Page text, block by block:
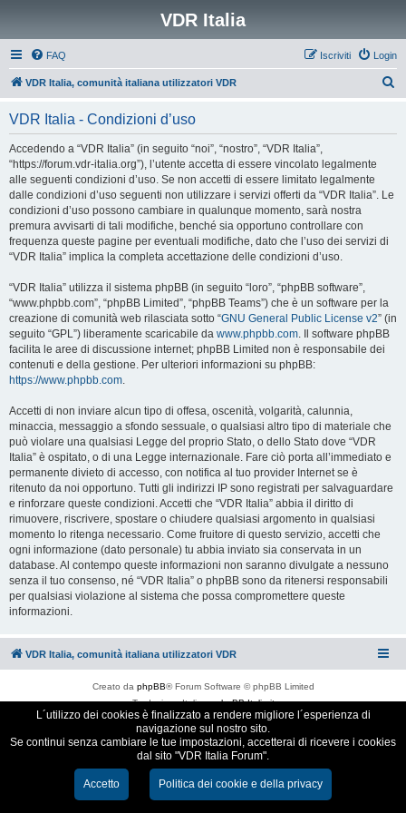
VDR Italia
FAQ Login
Iscriviti
VDR Italia, comunità italiana utilizzatori VDR
VDR Italia - Condizioni d’uso
Accedendo a “VDR Italia” (in seguito “noi”, “nostro”, “VDR Italia”,
“https://forum.vdr-italia.org”), l’utente accetta di essere vincolato legalmente
alle seguenti condizioni d’uso. Se non accetti di essere limitato legalmente
dalle condizioni d’uso seguenti non utilizzare i servizi offerti da “VDR Italia”. Le
condizioni d’uso possono cambiare in qualunque momento, sarà nostra
premura avvisarti di tali modifiche, benché sia opportuno controllare con
frequenza queste pagine per eventuali modifiche, dato che l’uso dei servizi di
“VDR Italia” implica la completa accettazione delle condizioni d’uso.
“VDR Italia” utilizza il sistema phpBB (in seguito “loro”, “phpBB software”,
“www.phpbb.com”, “phpBB Limited”, “phpBB Teams”) che è un software per la
creazione di comunità web rilasciata sotto “GNU General Public License v2” (in
seguito “GPL”) liberamente scaricabile da www.phpbb.com. Il software phpBB
facilita le aree di discussione internet; phpBB Limited non è responsabile dei
contenuti e della gestione. Per ulteriori informazioni su phpBB:
https://www.phpbb.com.
Accetti di non inviare alcun tipo di offesa, oscenità, volgarità, calunnia,
minaccia, messaggio a sfondo sessuale, o qualsiasi altro tipo di materiale che
può violare una qualsiasi Legge del proprio Stato, o dello Stato dove “VDR
Italia” è ospitato, o di una Legge internazionale. Fare ciò porta all’immediato e
permanente divieto di accesso, con notifica al tuo provider Internet se è
ritenuto da noi opportuno. Tutti gli indirizzi IP sono registrati per salvaguardare
e rinforzare queste condizioni. Accetti che “VDR Italia” abbia il diritto di
rimuovere, riscrivere, spostare o chiudere qualsiasi argomento in qualsiasi
momento lo ritenga necessario. Come fruitore di questo servizio, accetti che
ogni informazione (dato personale) tu abbia inviato sia conservata in un
database. Al contempo queste informazioni non saranno divulgate a nessuno
senza il tuo consenso, né “VDR Italia” o phpBB sono da ritenersi responsabili
per qualsiasi violazione al sistema che possa compromettere queste
informazioni.
VDR Italia, comunità italiana utilizzatori VDR
Creato da phpBB® Forum Software © phpBB Limited
Traduzione ItalianaphpBB-Italia.it
Cookie e Privacy
L´utilizzo dei cookies è finalizzato a rendere migliore l´esperienza di
navigazione sul nostro sito.
Se continui senza cambiare le tue impostazioni, accetterai di ricevere i cookies
dal sito "VDR Italia Forum".
Accetto Politica dei cookie e della privacy